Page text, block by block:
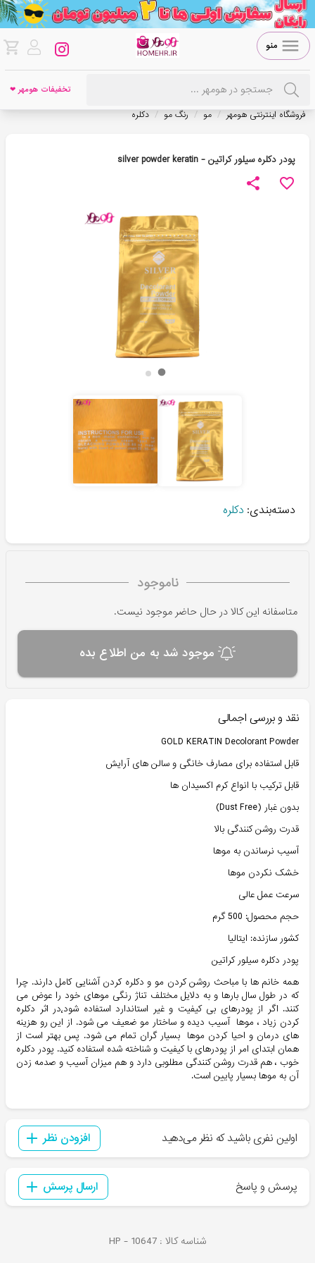
منو
تخفیفات هومهر ❤
فروشگاه اینترنتی هومهر / مو / رنگ مو / دکلره
پودر دکلره سيلور کراتين - silver powder keratin
دسته‌بندی: دکلره
ناموجود
متاسفانه این کالا در حال حاضر موجود نیست.
موجود شد به من اطلاع بده
نقد و بررسی اجمالی
GOLD KERATIN Decolorant Powder
قابل استفاده برای مصارف خانگی و سالن های آرایش
قابل ترکیب با انواع کرم اکسیدان ها
بدون غبار (Dust Free)
قدرت روشن کنندگی بالا
آسیب نرساندن به موها
خشک نکردن موها
سرعت عمل عالی
حجم محصول: 500 گرم
کشور سازنده: ایتالیا
پودر دکلره سيلور کراتين
همه خانم ها با مباحث روشن کردن مو و دکلره کردن آشنایی کامل دارند. چرا
که در طول سال بارها و به دلایل مختلف تناژ رنگی موهای خود را عوض می
کنند. اگر از پودرهای بی کیفیت و غیر استاندارد استفاده شود٬در اثر دکلره
کردن زیاد ، موها آسیب دیده و ساختار مو ضعیف می شود. از این رو هزینه
های درمان و احیا کردن موها بسیار گران تمام می شود. پس بهتر است از
همان ابتدای امر از پودرهای با کیفیت و شناخته شده استفاده کنید. پودر دکلره
خوب ، هم قدرت روشن کنندگی مطلوبی دارد و هم میزان آسیب و صدمه زدن
آن به موها بسیار پایین است.
اولین نفری باشید که نظر می‌دهید افزودن نظر
پرسش و پاسخ ارسال پرسش
شناسه کالا : HP - 10647